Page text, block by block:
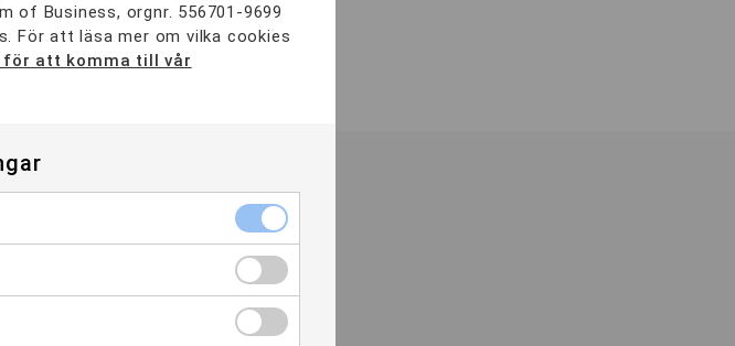
Stockholm
of Business, orgnr. 556701-9699
För att läsa mer om vilka cookies
för att komma till vår